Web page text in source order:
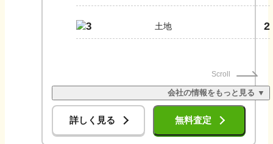
3 土地 2
Scroll
会社の情報をもっと見る ▼
詳しく見る 無料査定